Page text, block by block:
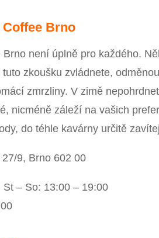
Brno
Brno není úplně pro každého.
zkoušku zvládnete,
zmrzliny. V zimě
nicméně záleží na vašich
do téhle kavárny určitě
9, Brno 602 00
– So: 13:00 – 19:00